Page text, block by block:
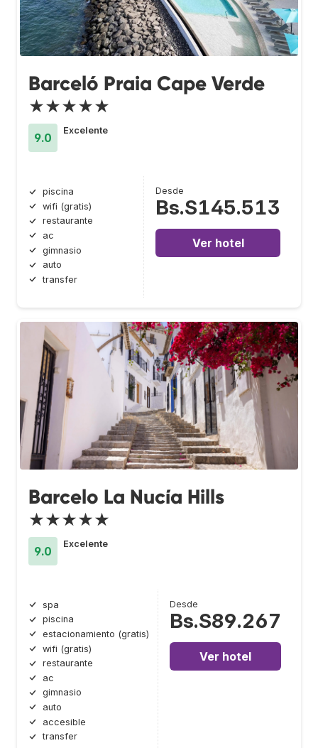
Barceló Praia Cape Verde
★★★★★
9.0
Excelente
piscina
wifi (gratis)
restaurante
ac
gimnasio
auto
transfer
Desde
Bs.S145.513
Ver hotel
Barcelo La Nucía Hills
★★★★★
9.0
Excelente
spa
piscina
estacionamiento (gratis)
wifi (gratis)
restaurante
ac
gimnasio
auto
accesible
transfer
Desde
Bs.S89.267
Ver hotel